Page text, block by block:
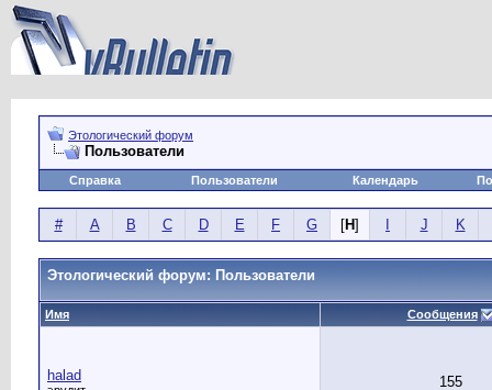
Этологический форум
Пользователи
Справка Пользователи Календарь
# A B C D E F G [H] J K
Этологический форум: Пользователи
Имя Сообщения
halad 155